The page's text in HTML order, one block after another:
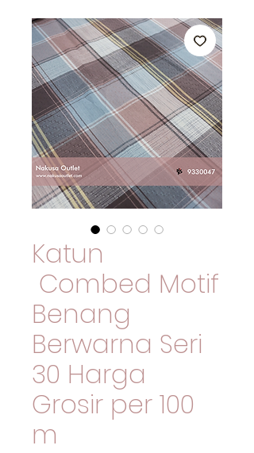
Katun
Combed Motif
Benang
Berwarna Seri
30 Harga
Grosir per 100
m